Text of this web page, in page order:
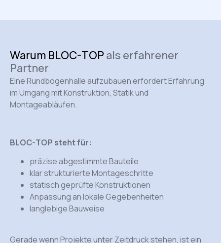
Warum BLOC-TOP als erfahrener
Partner
EineRundbogenhalle aufzubauenerfordert Erfahrung
im Umgang mit Konstruktion, Statik und
Montageabläufen.
BLOC-TOP steht für:
präzise abgestimmte Bauteile
klar strukturierte Montageschritte
statisch geprüfte Konstruktionen
Anpassung an lokale Gegebenheiten
langlebige Bauweise
Gerade wenn Projekte unter Zeitdruck stehen, ist ein